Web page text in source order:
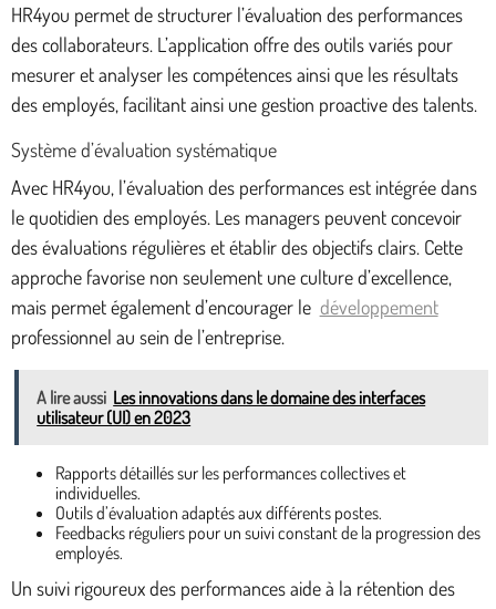
HR4you permet de structurer l’évaluation des performances
des collaborateurs. L’application offre des outils variés pour
mesurer et analyser les compétences ainsi que les résultats
des employés, facilitant ainsi une gestion proactive des talents.
Système d’évaluation systématique
Avec HR4you, l’évaluation des performances est intégrée dans
le quotidien des employés. Les managers peuvent concevoir
des évaluations régulières et établir des objectifs clairs. Cette
approche favorise non seulement une culture d’excellence,
mais permet également d’encourager le développement
professionnel au sein de l’entreprise.
A lire aussi Les innovations dans le domaine des interfaces
utilisateur (UI) en 2023
Rapports détaillés sur les performances collectives et
individuelles.
Outils d’évaluation adaptés aux différents postes.
Feedbacks réguliers pour un suivi constant de la progression des
employés.
Un suivi rigoureux des performances aide à la rétention des